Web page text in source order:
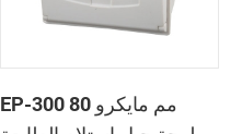
EP-300 80 مم مايكرو